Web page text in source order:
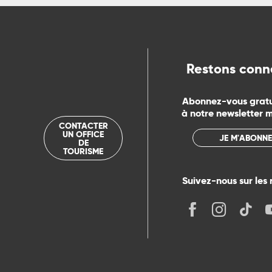
CONTACTER
UN OFFICE
DE
TOURISME
Restons
Abonnez-vous
à notre newsletter
JE M'ABONNE
Suivez-nous sur les